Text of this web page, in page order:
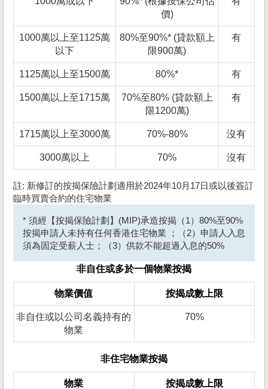
價)
1000萬以上至1125萬
以下
80%至90%* (貸款額上
限900萬)
有
1125萬以上至1500萬 80%* 有
1500萬以上至1715萬
70%至80% (貸款額上
限1200萬)
有
1715萬以上至3000萬 70%-80% 沒有
3000萬以上 70% 沒有
註: 新修訂的按揭保險計劃適用於2024年10月17日或以後簽訂
臨時買賣合約的住宅物業
* 須經【按揭保險計劃】(MIP)承造按揭（1）80%至90%
按揭申請人未持有任何香港住宅物業 ；（2）申請人入息
須為固定受薪人士；（3）供款不能超過入息的50%
非自住或多於一個物業按揭
物業價值 按揭成數上限
非自住或以公司名義持有的
物業
70%
非住宅物業按揭
物業 按揭成數上限